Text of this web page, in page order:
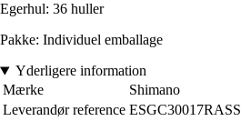
Egerhul: 36 huller
Pakke: Individuel emballage
Yderligere information
Mærke
Shimano
Leverandør reference ESGC30017RASS